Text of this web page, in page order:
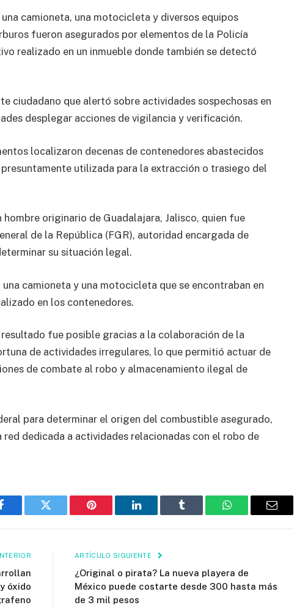
camioneta, una motocicleta y diversos equipos
fueron asegurados por elementos de la Policía
realizado en un inmueble donde también se detectó
ciudadano que alertó sobre actividades sospechosas en
desplegar acciones de vigilancia y verificación.
localizaron decenas de contenedores abastecidos
utilizada para la extracción o trasiego del
originario de Guadalajara, Jalisco, quien fue
de la República (FGR), autoridad encargada de
su situación legal.
camioneta y una motocicleta que se encontraban en
en los contenedores.
fue posible gracias a la colaboración de la
de actividades irregulares, lo que permitió actuar de
de combate al robo y almacenamiento ilegal de
para determinar el origen del combustible asegurado,
dedicada a actividades relacionadas con el robo de
Facebook Twitter Pinterest LinkedIn Tumblr WhatsAppEmail
óxido
ARTÍCULO SIGUIENTE
¿Original o pirata? La nueva playera de
México puede costarte desde 300 hasta más
de 3 mil pesos